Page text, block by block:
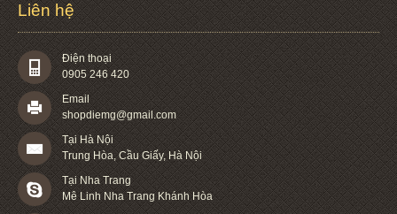
Liên hệ
Điện thoại
0905 246 420
Email
shopdiemg@gmail.com
Tại Hà Nội
Trung Hòa, Cầu Giấy, Hà Nội
Tại Nha Trang
Mê Linh Nha Trang Khánh Hòa